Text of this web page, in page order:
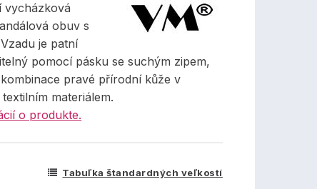
vycházková
obuv s
je patní
pomocí pásku se suchým zipem,
pravé přírodní kůže v
materiálem.
o produkte.
Tabuľka štandardných veľkostí